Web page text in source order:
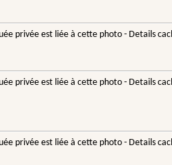
privée est liée à cette photo - Details
privée est liée à cette photo - Details
privée est liée à cette photo - Details